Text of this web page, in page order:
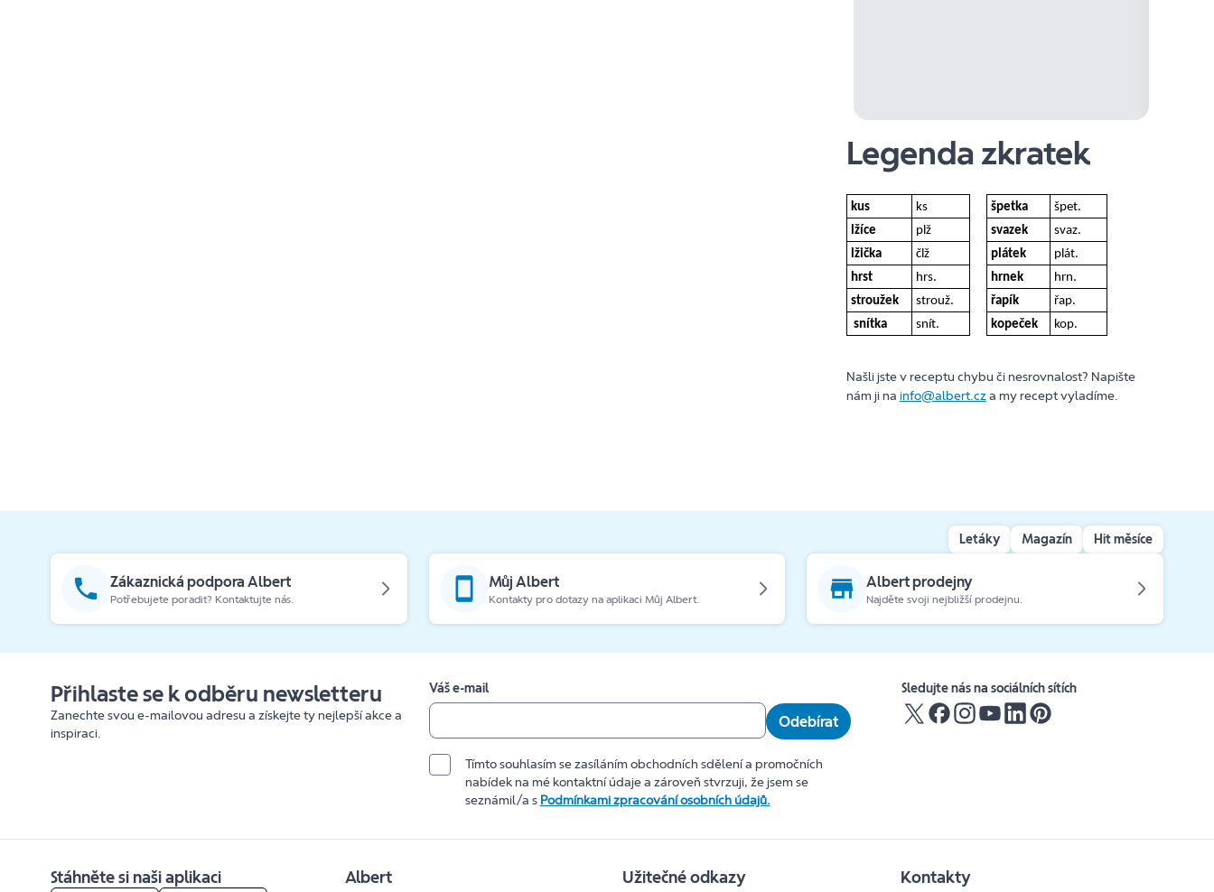
Legenda zkratek
kus ks špetka
špet.
lžíce
plž svazek
svaz.
lžička
člž plátek
plát.
hrst
hrs. hrnek
hrn.
stroužek
strouž. řapík
řap.
snítka
snít. kopeček kop.
Našli jste v receptu chybu či nesrovnalost? Napište
nám ji na info@albert.cza my recept vyladíme.
Letáky Magazín Hit měsíce
Zákaznická podpora Albert
Potřebujete poradit? Kontaktujte nás.
Můj Albert
Kontakty pro dotazy na aplikaci Můj Albert.
Albert prodejny
Najděte svoji nejbližší prodejnu.
Přihlaste se k odběru newsletteru
Zanechte svou e-mailovou adresu a získejte ty nejlepší akce a
inspiraci.
Váš e-mail
Odebírat
Tímto souhlasím se zasíláním obchodních sdělení a promočních
nabídek na mé kontaktní údaje a zároveň stvrzuji, že jsem se
seznámil/a s Podmínkami zpracování osobních údajů.
Sledujte nás na sociálních sítích
Stáhněte si naši aplikaci Albert Užitečné odkazy Kontakty